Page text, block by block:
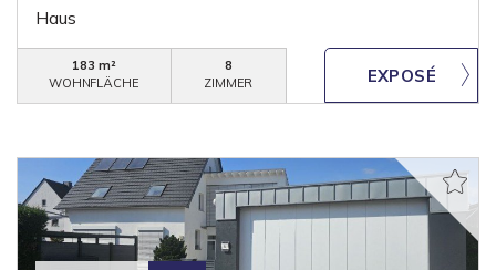
Haus
183 m²
WOHNFLÄCHE
8
ZIMMER